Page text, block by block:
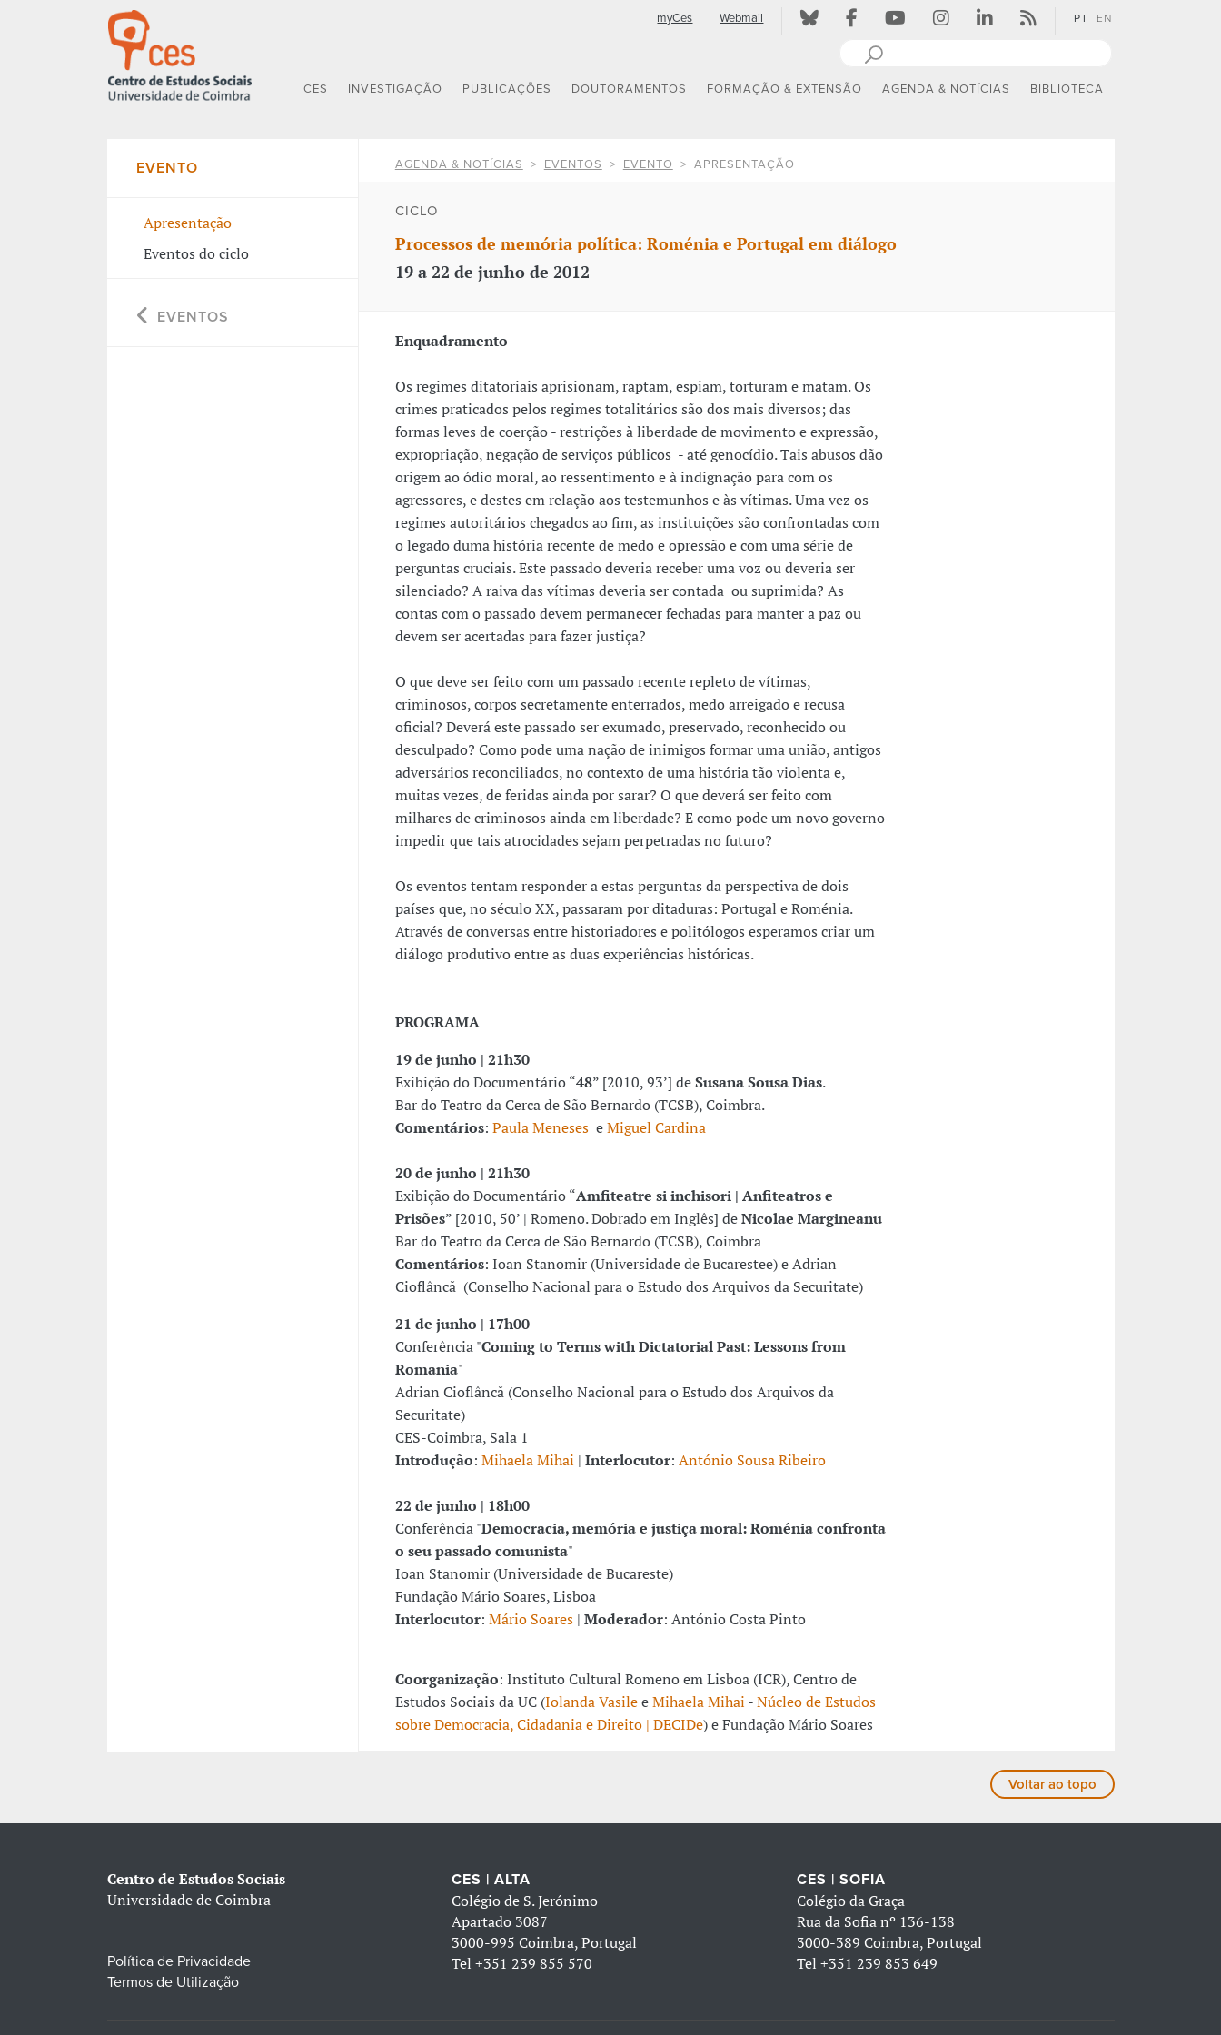
myCes Webmail PT EN
CES INVESTIGAÇÃO PUBLICAÇÕES DOUTORAMENTOS FORMAÇÃO & EXTENSÃO AGENDA & NOTÍCIAS BIBLIOTECA
EVENTO
Apresentação
Eventos do ciclo
EVENTOS
AGENDA & NOTÍCIAS EVENTOS EVENTO APRESENTAÇÃO
CICLO
Processos de memória política: Roménia e Portugal em diálogo
19 a 22 de junho de 2012
Enquadramento
Os regimes ditatoriais aprisionam, raptam, espiam, torturam e matam. Os
crimes praticados pelos regimes totalitários são dos mais diversos; das
formas leves de coerção - restrições à liberdade de movimento e expressão,
expropriação, negação de serviços públicos - até genocídio. Tais abusos dão
origem ao ódio moral, ao ressentimento e à indignação para com os
agressores, e destes em relação aos testemunhos e às vítimas. Uma vez os
regimes autoritários chegados ao fim, as instituições são confrontadas com
o legado duma história recente de medo e opressão e com uma série de
perguntas cruciais. Este passado deveria receber uma voz ou deveria ser
silenciado? A raiva das vítimas deveria ser contada ou suprimida? As
contas com o passado devem permanecer fechadas para manter a paz ou
devem ser acertadas para fazer justiça?
O que deve ser feito com um passado recente repleto de vítimas,
criminosos, corpos secretamente enterrados, medo arreigado e recusa
oficial? Deverá este passado ser exumado, preservado, reconhecido ou
desculpado? Como pode uma nação de inimigos formar uma união, antigos
adversários reconciliados, no contexto de uma história tão violenta e,
muitas vezes, de feridas ainda por sarar? O que deverá ser feito com
milhares de criminosos ainda em liberdade? E como pode um novo governo
impedir que tais atrocidades sejam perpetradas no futuro?
Os eventos tentam responder a estas perguntas da perspectiva de dois
países que, no século XX, passaram por ditaduras: Portugal e Roménia.
Através de conversas entre historiadores e politólogos esperamos criar um
diálogo produtivo entre as duas experiências históricas.
PROGRAMA
19 de junho | 21h30
Exibição do Documentário “48” [2010, 93’] deSusana Sousa Dias.
Bar do Teatro da Cerca de São Bernardo (TCSB), Coimbra.
Comentários: Paula MeneseseMiguel Cardina
20 de junho | 21h30
Exibição do Documentário “Amfiteatre si inchisori | Anfiteatros e
Prisões” [2010, 50’ | Romeno. Dobrado em Inglês] deNicolae Margineanu
Bar do Teatro da Cerca de São Bernardo (TCSB), Coimbra
Comentários: Ioan Stanomir (Universidade de Bucarestee) e Adrian
Cioflâncă (Conselho Nacional para o Estudo dos Arquivos da Securitate)
21 de junho | 17h00
Conferência "Coming to Terms with Dictatorial Past: Lessons from
Romania"
Adrian Cioflâncă (Conselho Nacional para o Estudo dos Arquivos da
Securitate)
CES-Coimbra, Sala 1
Introdução: Mihaela Mihai | Interlocutor: António Sousa Ribeiro
22 de junho | 18h00
Conferência "Democracia, memória e justiça moral: Roménia confronta
o seu passado comunista"
Ioan Stanomir (Universidade de Bucareste)
Fundação Mário Soares, Lisboa
Interlocutor: Mário Soares| Moderador: António Costa Pinto
Coorganização: Instituto Cultural Romeno em Lisboa (ICR), Centro de
Estudos Sociais da UC (Iolanda VasileeMihaela Mihai -Núcleo de Estudos
sobre Democracia, Cidadania e Direito | DECIDe) e Fundação Mário Soares
Voltar ao topo
Centro de Estudos Sociais
Universidade de Coimbra
Política de Privacidade
Termos de Utilização
CES | ALTA
Colégio de S. Jerónimo
Apartado 3087
3000-995 Coimbra, Portugal
Tel+351 239 855 570
CES | SOFIA
Colégio da Graça
Rua da Sofia nº 136-138
3000-389 Coimbra, Portugal
Tel +351 239 853 649